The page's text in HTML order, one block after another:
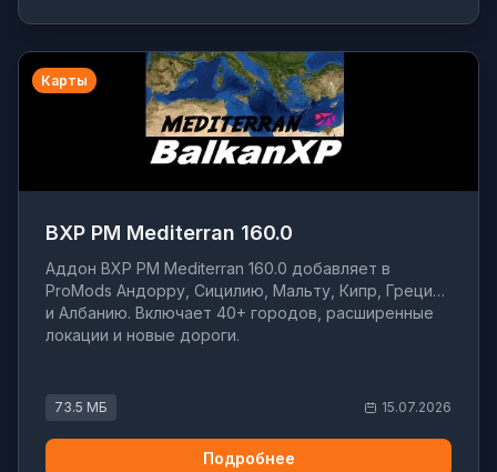
Карты
BXP PM Mediterran 160.0
Аддон BXP PM Mediterran 160.0 добавляет в
ProMods Андорру, Сицилию, Мальту, Кипр, Грецию
и Албанию. Включает 40+ городов, расширенные
локации и новые дороги.
73.5 МБ 15.07.2026
Подробнее